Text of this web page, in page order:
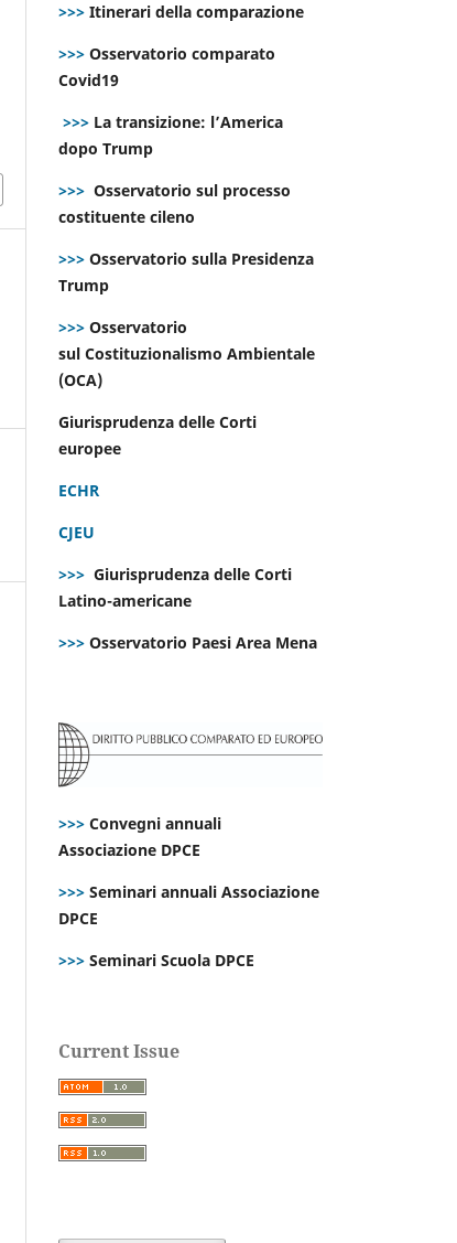
>>> Itinerari della comparazione
>>> Osservatorio comparato
Covid19
>>> La transizione: l’America
dopo Trump
>>> Osservatorio sul processo
costituente cileno
>>> Osservatorio sulla Presidenza
Trump
>>> Osservatorio
sul Costituzionalismo Ambientale
(OCA)
Giurisprudenza delle Corti
europee
ECHR
CJEU
>>> Giurisprudenza delle Corti
Latino-americane
>>> Osservatorio Paesi Area Mena
>>> Convegni annuali
Associazione DPCE
>>> Seminari annuali Associazione
DPCE
>>> Seminari Scuola DPCE
Current Issue